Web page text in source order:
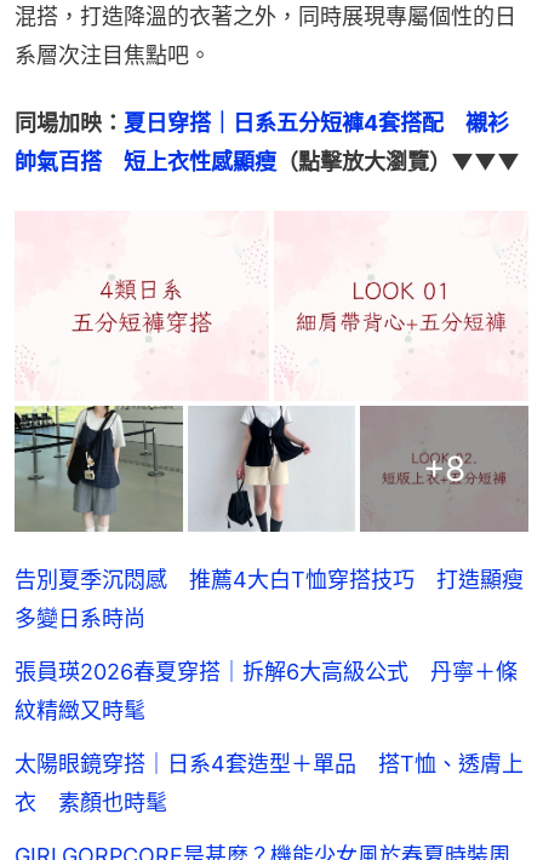
混搭，打造降溫的衣著之外，同時展現專屬個性的日
系層次注目焦點吧。
同場加映： 夏日穿搭｜日系五分短褲4套搭配　襯衫
帥氣百搭　短上衣性感顯瘦 （點擊放大瀏覽）▼▼▼
+8
告別夏季沉悶感 推薦4大白T恤穿搭技巧 打造顯瘦
多變日系時尚
張員瑛2026春夏穿搭｜拆解6大高級公式 丹寧＋條
紋精緻又時髦
太陽眼鏡穿搭｜日系4套造型＋單品 搭T恤、透膚上
衣 素顏也時髦